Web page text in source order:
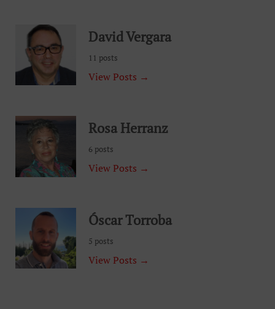
David Vergara
11 posts
View Posts →
Rosa Herranz
6 posts
View Posts →
Óscar Torroba
5 posts
View Posts →